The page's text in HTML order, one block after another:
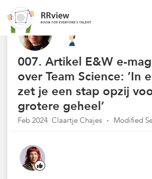
Kennisbank // Knowledge Base
007. Artikel E&W e-
over Team Science: ’In
zet je een stap opzij
grotere geheel’
Feb 2024 Claartje Chajes · Modified